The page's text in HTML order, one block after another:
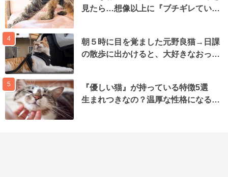
見たら…想像以上に『ブチギレてい…
4
朝５時に目を覚ました元野良猫→日課
の散歩に出かけると、大好きなおっ…
5
『優しい猫』が持っている特徴5選
生まれつきなの？温厚な性格になる…